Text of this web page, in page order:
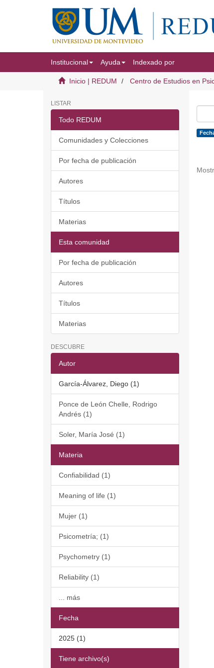
Institucional Ayuda Indexado por
Inicio | REDUM Centro de Estudios en
LISTAR
Todo REDUM
Comunidades y Colecciones
Por fecha de publicación
Autores
Títulos
Materias
Esta comunidad
Por fecha de publicación
Autores
Títulos
Materias
DESCUBRE
Autor
García-Álvarez, Diego (1)
Ponce de León Chelle, Rodrigo
Andrés (1)
Soler, María José (1)
Materia
Confiabilidad (1)
Meaning of life (1)
Mujer (1)
Psicometría; (1)
Psychometry (1)
Reliability (1)
... más
Fecha
2025 (1)
Tiene archivo(s)